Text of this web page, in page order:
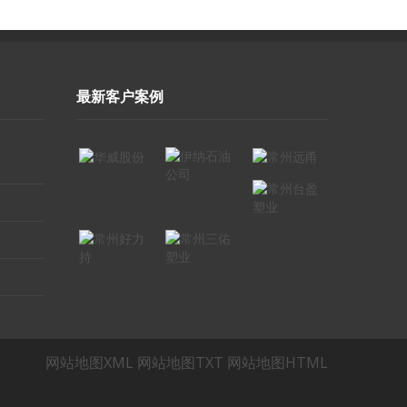
最新客户案例
网站地图XML 网站地图TXT 网站地图HTML